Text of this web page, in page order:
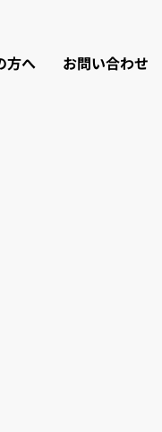
方へ お問い合わせ